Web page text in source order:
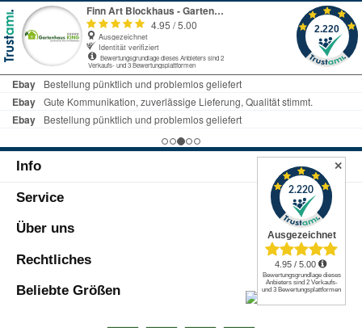
Info
Service
Über uns
Rechtliches
Beliebte Größen
✕